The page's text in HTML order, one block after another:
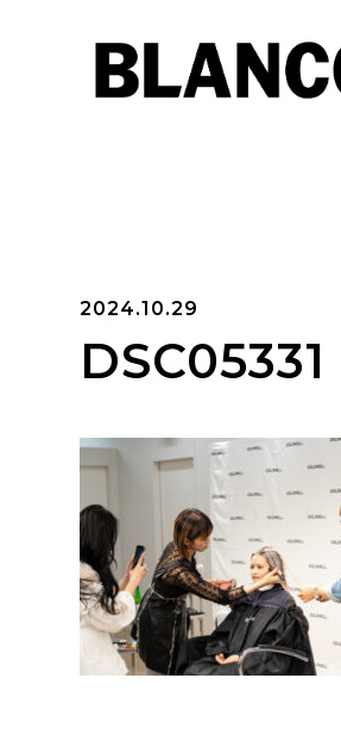
2024.10.29
DSC05331